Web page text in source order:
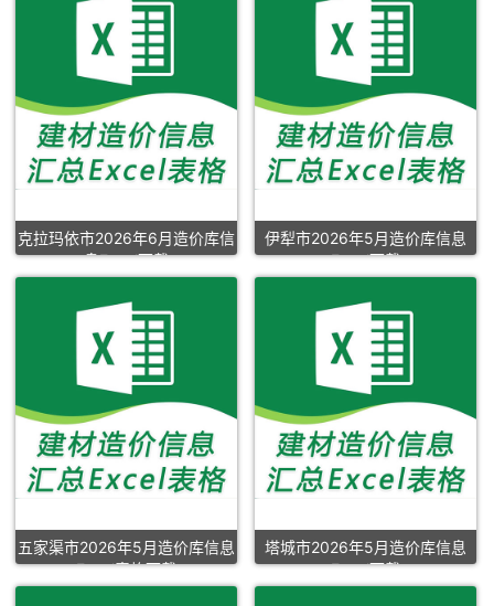
克拉玛依市2026年6月造价库信
息Excel下载
伊犁市2026年5月造价库信息
Excel下载
五家渠市2026年5月造价库信息
Excel表格下载
塔城市2026年5月造价库信息
Excel下载